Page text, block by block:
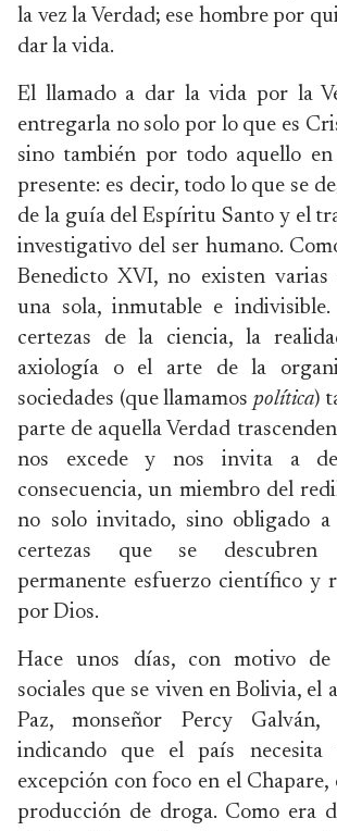
la vez la Verdad; ese hombre por
dar la vida.
El llamado a dar la vida por la
entregarla no solo por lo que es
sino también por todo aquello
presente: es decir, todo lo que se
de la guía del Espíritu Santo y el
investigativo del ser humano.
Benedicto XVI, no existen varias
una sola, inmutable e
certezas de la ciencia, la
axiología o el arte de la
sociedades (que llamamos política)
parte de aquella Verdad
nos excede y nos invita a
consecuencia, un miembro del
no solo invitado, sino obligado a
certezas que se descubren
permanente esfuerzo científico y
por Dios.
Hace unos días, con motivo
sociales que se viven en Bolivia, el
Paz, monseñor Percy Galván,
indicando que el país necesita
excepción con foco en el
producción de droga. Como era